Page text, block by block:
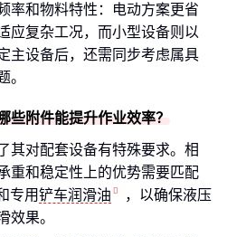
率和物料特性：电动方案更省
应复杂工况，而小型设备则以
主设备后，还需同步考虑属具
。
些附件能提升作业效率？
其对配套设备有特殊要求。相
重和稳定性上的优势需要匹配
专用铲车润滑油
，以确保液压
效果。